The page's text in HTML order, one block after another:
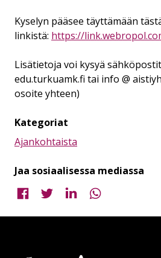
Kyselyn pääsee täyttämään
linkistä: https://
Lisätietoja voi kysyä
edu.turkuamk.fi tai info @
osoite yhteen)
Kategoriat
Ajankohtaista
Jaa sosiaalisessa mediassa
Jaa Facebookissa
Jaa TwitterissäJaa LinkedInissä